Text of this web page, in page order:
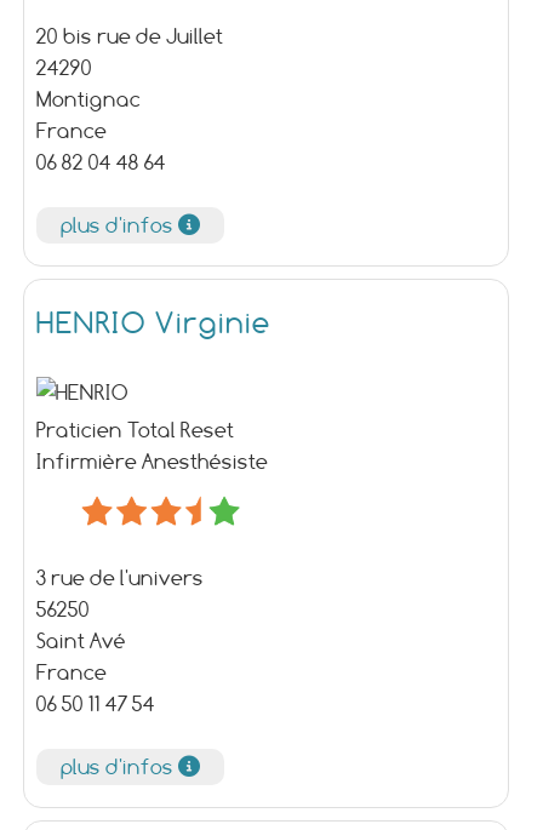
20 bis rue de Juillet
24290
Montignac
France
06 82 04 48 64
plus d'infos
HENRIO Virginie
Praticien Total Reset
Infirmière Anesthésiste
3 rue de l'univers
56250
Saint Avé
France
06 50 11 47 54
plus d'infos